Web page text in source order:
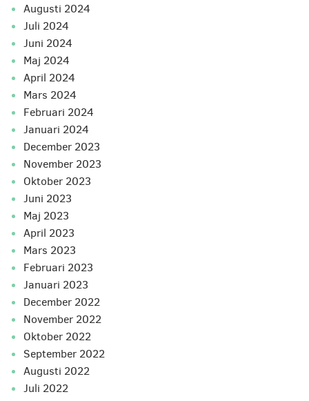
augusti 2024
juli 2024
juni 2024
maj 2024
april 2024
mars 2024
februari 2024
januari 2024
december 2023
november 2023
oktober 2023
juni 2023
maj 2023
april 2023
mars 2023
februari 2023
januari 2023
december 2022
november 2022
oktober 2022
september 2022
augusti 2022
juli 2022